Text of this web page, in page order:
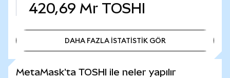
420,69 Mr TOSHI
DAHA FAZLA İSTATİSTİK GÖR
MetaMask'ta TOSHI ile neler yapılır